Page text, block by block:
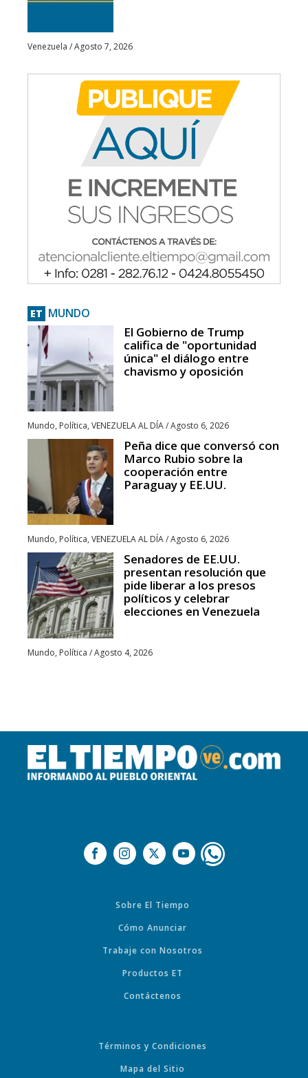
Venezuela /Agosto 7, 2026
ET MUNDO
El Gobierno de Trump
califica de "oportunidad
única" el diálogo entre
chavismo y oposición
Mundo, Política, VENEZUELA AL DÍA/Agosto 6, 2026
Peña dice que conversó con
Marco Rubio sobre la
cooperación entre
Paraguay y EE.UU.
Mundo, Política, VENEZUELA AL DÍA/Agosto 6, 2026
Senadores de EE.UU.
presentan resolución que
pide liberar a los presos
políticos y celebrar
elecciones en Venezuela
Mundo, Política /Agosto 4, 2026
Sobre El Tiempo
Cómo Anunciar
Trabaje con Nosotros
Productos ET
Contáctenos
Términos y Condiciones
Mapa del Sitio